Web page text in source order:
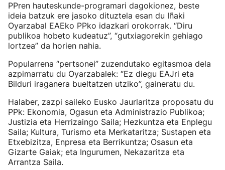
PPren hauteskunde-programari dagokionez, beste
ideia batzuk ere jasoko dituztela esan du Iñaki
Oyarzabal EAEko PPko idazkari orokorrak. “Diru
publikoa hobeto kudeatuz”, “gutxiagorekin gehiago
lortzea” da horien nahia.
Popularrena “pertsonei” zuzendutako egitasmoa dela
azpimarratu du Oyarzabalek: “Ez diegu EAJri eta
Bilduri iraganera bueltatzen utziko”, gaineratu du.
Halaber, zazpi saileko Eusko Jaurlaritza proposatu du
PPk: Ekonomia, Ogasun eta Administrazio Publikoa;
Justizia eta Herrizaingo Saila; Hezkuntza eta Enplegu
Saila; Kultura, Turismo eta Merkataritza; Sustapen eta
Etxebizitza, Enpresa eta Berrikuntza; Osasun eta
Gizarte Gaiak; eta Ingurumen, Nekazaritza eta
Arrantza Saila.